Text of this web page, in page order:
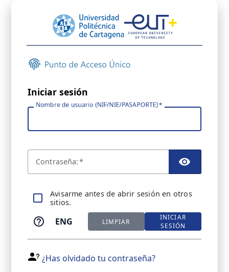
Iniciar sesión
Nombre de usuario (NIF/NIE/PASAPORTE)
Contraseña:
Avisarme antes de abrir sesión en otros
sitios.
ENG LIMPIAR
INICIAR
SESIÓN
¿Has olvidado tu contraseña?